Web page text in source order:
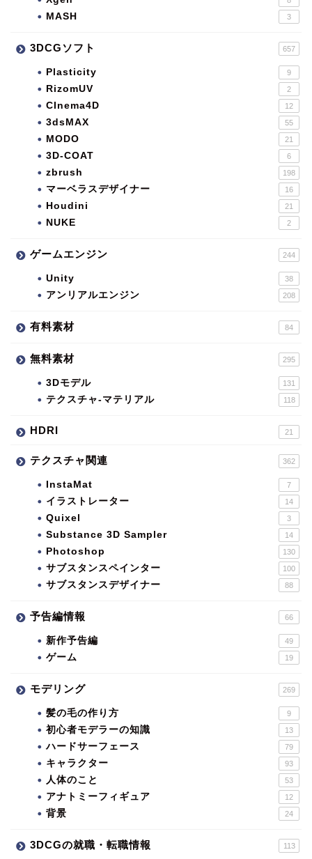
MASH 3
3DCGソフト 657
Plasticity 9
RizomUV 2
CInema4D 12
3dsMAX 55
MODO 21
3D-COAT 6
zbrush 198
マーベラスデザイナー 16
Houdini 21
NUKE 2
ゲームエンジン 244
Unity 38
アンリアルエンジン 208
有料素材 84
無料素材 295
3Dモデル 131
テクスチャ-マテリアル 118
HDRI 21
テクスチャ関連 362
InstaMat 7
イラストレーター 14
Quixel 3
Substance 3D Sampler 14
Photoshop 130
サブスタンスペインター 100
サブスタンスデザイナー 88
予告編情報 66
新作予告編 49
ゲーム 19
モデリング 269
髪の毛の作り方 9
初心者モデラーの知識 13
ハードサーフェース 79
キャラクター 93
人体のこと 53
アナトミーフィギュア 12
背景 24
3DCGの就職・転職情報 113